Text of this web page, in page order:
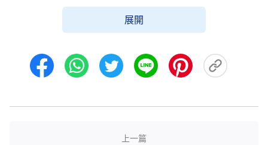
麥子就有麥子，有的人不喜歡吃麵食，想吃大米，那
你就吃大米，大米有各式各樣的，有長的有短的，都
糧，只要你不偏食，你就不會缺營養，保證能讓你健
健康康地活到終老，這是神賜給人食物最初衷的一個
的？這些現實的問題人自己解决不了，在神那兒早有
展開
上一篇